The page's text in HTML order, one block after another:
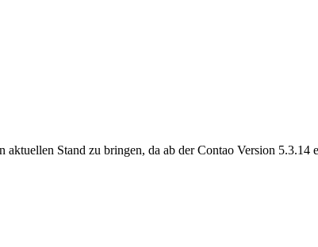
Stand zu bringen, da ab der Contao Version 5.3.14